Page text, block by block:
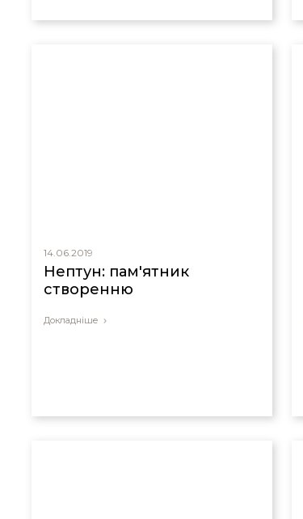
14.06.2019
Нептун: пам'ятник
створенню
Докладніше